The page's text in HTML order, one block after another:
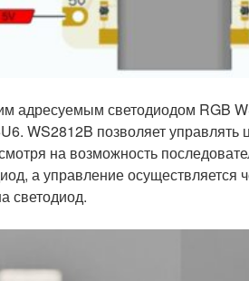
адресуемым светодиодом RGB
WS2812B позволяет
на возможность
а управление
светодиод.